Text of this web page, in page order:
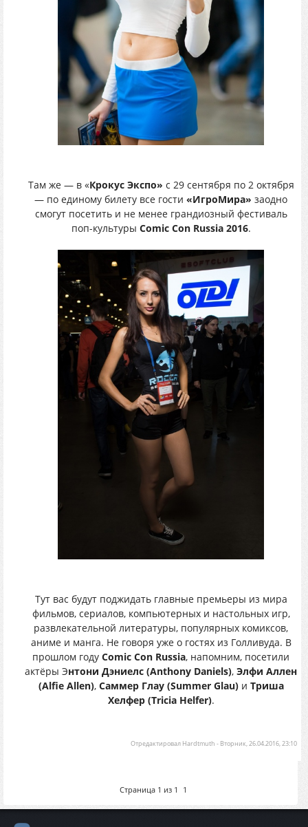
Там же — в «Крокус Экспо» с 29 сентября по 2 октября
— по единому билету все гости «ИгроМира» заодно
смогут посетить и не менее грандиозный фестиваль
поп-культуры Comic Con Russia 2016.
Тут вас будут поджидать главные премьеры из мира
фильмов, сериалов, компьютерных и настольных игр,
развлекательной литературы, популярных комиксов,
аниме и манга. Не говоря уже о гостях из Голливуда. В
прошлом году Comic Con Russia, напомним, посетили
актёры Энтони Дэниелс (Anthony Daniels), Элфи Аллен
(Alfie Allen), Саммер Глау (Summer Glau)и Триша
Хелфер (Tricia Helfer).
Отредактировал Hardtmuth - Вторник, 26.04.2016, 23:10
Страница 1 из 1 1